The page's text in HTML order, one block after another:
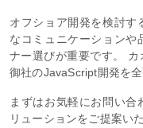
オフショア開発を検討す
なコミュニケーションや
ナー選びが重要です。 カ
御社のJavaScript開発を
まずはお気軽にお問い
リューションをご提案い